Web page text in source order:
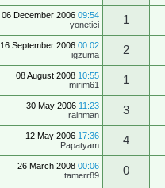
06 December 2006 09:54
yonetici
1
16 September 2006 00:02
igzuma
2
08 August 2008 10:55
mirim61
1
30 May 2006 11:23
rainman
3
12 May 2006 17:36
Papatyam
4
26 March 2008 00:06
tamerr89
0